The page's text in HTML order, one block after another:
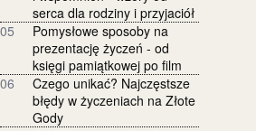
serca dla rodziny i przyjaciół
05
Pomysłowe sposoby na
prezentację życzeń - od
księgi pamiątkowej po film
06
Czego unikać? Najczęstsze
błędy w życzeniach na Złote
Gody